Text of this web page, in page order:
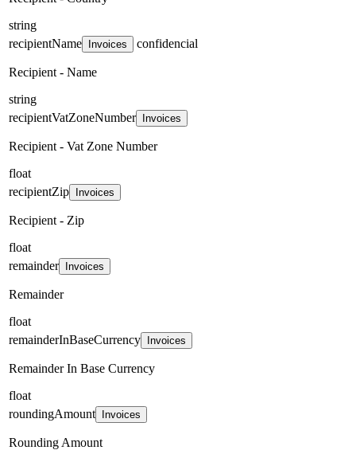
string
recipientName
Invoices confidencial
Recipient - Name
string
recipientVatZoneNumber
Invoices
Recipient - Vat Zone Number
float
recipientZip
Invoices
Recipient - Zip
float
remainder
Invoices
Remainder
float
remainderInBaseCurrency
Invoices
Remainder In Base Currency
float
roundingAmount
Invoices
Rounding Amount